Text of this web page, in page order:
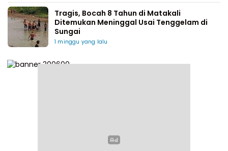
Tragis, Bocah 8 Tahun di Matakali
Ditemukan Meninggal Usai Tenggelam di
Sungai
1 minggu yang lalu